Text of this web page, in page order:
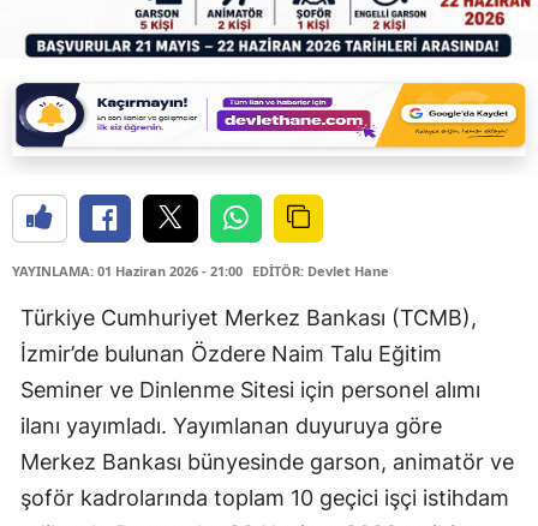
YAYINLAMA: 01 Haziran 2026 - 21:00 EDİTÖR: Devlet Hane
Türkiye Cumhuriyet Merkez Bankası (TCMB),
İzmir’de bulunan Özdere Naim Talu Eğitim
Seminer ve Dinlenme Sitesi için personel alımı
ilanı yayımladı. Yayımlanan duyuruya göre
Merkez Bankası bünyesinde garson, animatör ve
şoför kadrolarında toplam 10 geçici işçi istihdam